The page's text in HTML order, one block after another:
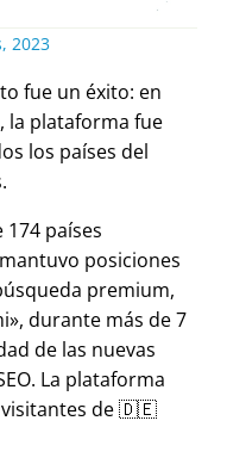
2023
fue un éxito: en
la plataforma fue
los países del
países
posiciones
premium,
, durante más de 7
de las nuevas
La plataforma
visitantes de 🇩🇪